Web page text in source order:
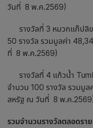
วันที่ 8 พ.ค.2569)
รางวัลที่ 3 หมวกแก๊ปลิข
50 รางวัล รวมมูลค่า
ที่ 8 พ.ค.2569)
รางวัลที่ 4 แก้วน้ำ
จำนวน 100 รางวัล รวมมู
สหรัฐ ณ วันที่ 8 พ.ค
รวมจำนวนรางวัลตลอดรา